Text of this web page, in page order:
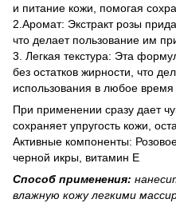
и питание кожи, помогая
2.Аромат: Экстракт розы
что делает пользование им
3. Легкая текстура: Эта
без остатков жирности, что
использования в любое время
При применении сразу дает
сохраняет упругость кожи,
Активные компоненты:
черной икры, витамин Е
Способ применения:
влажную кожу легкими